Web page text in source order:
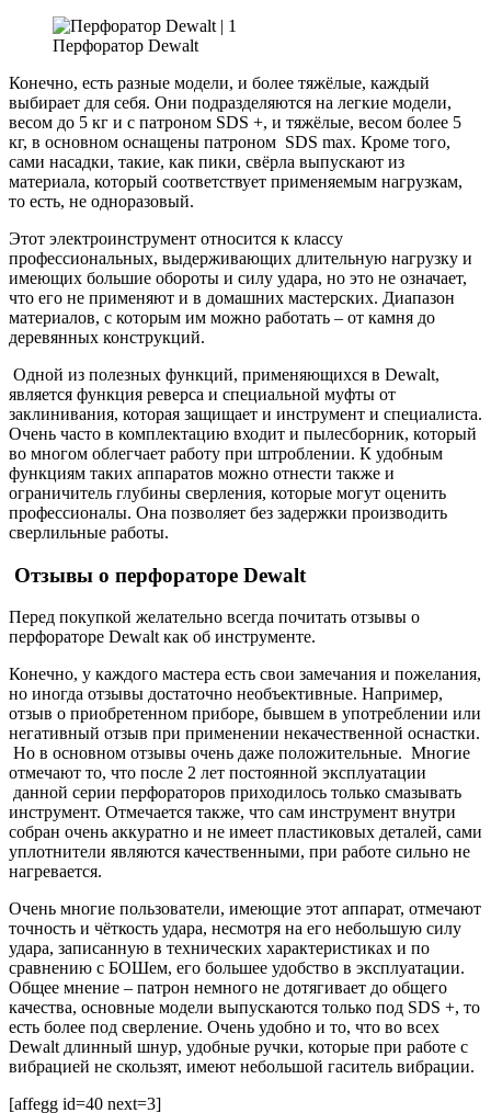
Перфоратор Dewalt
Конечно, есть разные модели, и более тяжёлые, каждый
выбирает для себя. Они подразделяются на легкие модели,
весом до 5 кг и с патроном SDS +, и тяжёлые, весом более 5
кг, в основном оснащены патроном SDS max. Кроме того,
сами насадки, такие, как пики, свёрла выпускают из
материала, который соответствует применяемым нагрузкам,
то есть, не одноразовый.
Этот электроинструмент относится к классу
профессиональных, выдерживающих длительную нагрузку и
имеющих большие обороты и силу удара, но это не означает,
что его не применяют и в домашних мастерских. Диапазон
материалов, с которым им можно работать – от камня до
деревянных конструкций.
Одной из полезных функций, применяющихся в Dewalt,
является функция реверса и специальной муфты от
заклинивания, которая защищает и инструмент и специалиста.
Очень часто в комплектацию входит и пылесборник, который
во многом облегчает работу при штроблении. К удобным
функциям таких аппаратов можно отнести также и
ограничитель глубины сверления, которые могут оценить
профессионалы. Она позволяет без задержки производить
сверлильные работы.
Отзывы о перфораторе Dewalt
Перед покупкой желательно всегда почитать отзывы о
перфораторе Dewalt как об инструменте.
Конечно, у каждого мастера есть свои замечания и пожелания,
но иногда отзывы достаточно необъективные. Например,
отзыв о приобретенном приборе, бывшем в употреблении или
негативный отзыв при применении некачественной оснастки.
Но в основном отзывы очень даже положительные. Многие
отмечают то, что после 2 лет постоянной эксплуатации
данной серии перфораторов приходилось только смазывать
инструмент. Отмечается также, что сам инструмент внутри
собран очень аккуратно и не имеет пластиковых деталей, сами
уплотнители являются качественными, при работе сильно не
нагревается.
Очень многие пользователи, имеющие этот аппарат, отмечают
точность и чёткость удара, несмотря на его небольшую силу
удара, записанную в технических характеристиках и по
сравнению с БОШем, его большее удобство в эксплуатации.
Общее мнение – патрон немного не дотягивает до общего
качества, основные модели выпускаются только под SDS +, то
есть более под сверление. Очень удобно и то, что во всех
Dewalt длинный шнур, удобные ручки, которые при работе с
вибрацией не скользят, имеют небольшой гаситель вибрации.
[affegg id=40 next=3]